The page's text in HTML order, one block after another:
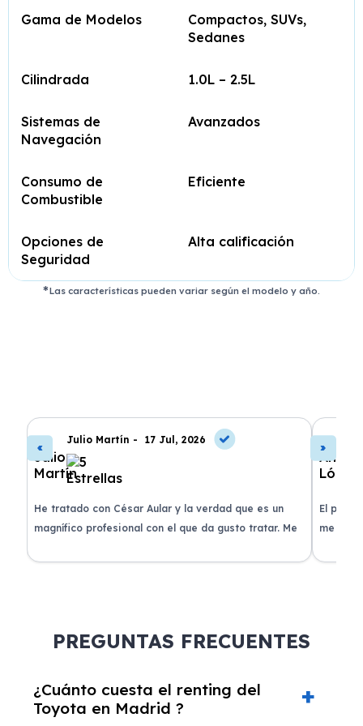
Gama de Modelos
Compactos, SUVs,
Sedanes
Cilindrada 1.0L – 2.5L
Sistemas de
Navegación
Avanzados
Consumo de
Combustible
Eficiente
Opciones de
Seguridad
Alta calificación
Las características pueden variar según el modelo y año.
Julio Martín - 17 Jul, 2026
He tratado con César Aular y la verdad que es un
magnífico profesional con el que da gusto tratar. Me
El
me
PREGUNTAS FRECUENTES
¿Cuánto cuesta el renting del
Toyota en Madrid ?